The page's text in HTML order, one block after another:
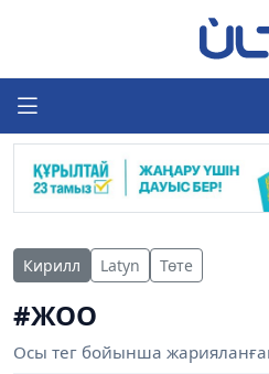
Кирилл Latyn Төте
#ЖОО
Осы тег бойынша